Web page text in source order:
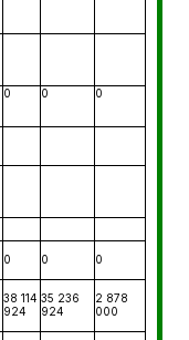
0 0 0
0 0 0
38 114
924
35 236
924
2 878
000